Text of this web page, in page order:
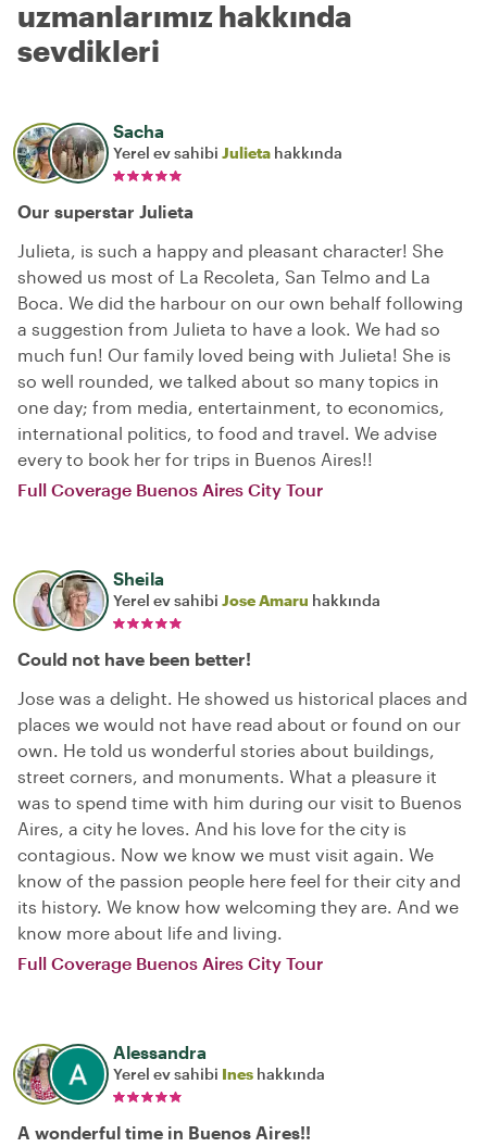
uzmanlarımız hakkında
sevdikleri
Sacha
Yerel ev sahibi Julieta hakkında
Our superstar Julieta
Julieta, is such a happy and pleasant character! She
showed us most of La Recoleta, San Telmo and La
Boca. We did the harbour on our own behalf following
a suggestion from Julieta to have a look. We had so
much fun! Our family loved being with Julieta! She is
so well rounded, we talked about so many topics in
one day; from media, entertainment, to economics,
international politics, to food and travel. We advise
every to book her for trips in Buenos Aires!!
Full Coverage Buenos Aires City Tour
Sheila
Yerel ev sahibi Jose Amaru hakkında
Could not have been better!
Jose was a delight. He showed us historical places and
places we would not have read about or found on our
own. He told us wonderful stories about buildings,
street corners, and monuments. What a pleasure it
was to spend time with him during our visit to Buenos
Aires, a city he loves. And his love for the city is
contagious. Now we know we must visit again. We
know of the passion people here feel for their city and
its history. We know how welcoming they are. And we
know more about life and living.
Full Coverage Buenos Aires City Tour
Alessandra
Yerel ev sahibi Ines hakkında
A wonderful time in Buenos Aires!!